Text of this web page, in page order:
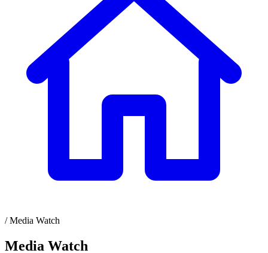
/ Media Watch
Media Watch